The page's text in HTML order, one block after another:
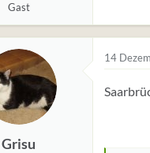
Gast
Grisu
14